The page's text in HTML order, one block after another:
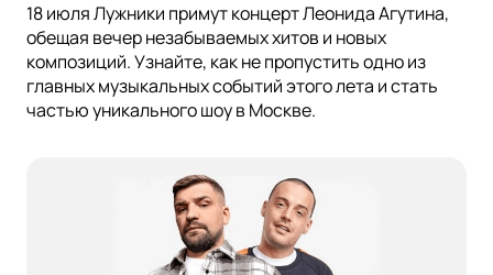
18 июля Лужники примут концерт Леонида Агутина,
обещая вечер незабываемых хитов и новых
композиций. Узнайте, как не пропустить одно из
главных музыкальных событий этого лета и стать
частью уникального шоу в Москве.